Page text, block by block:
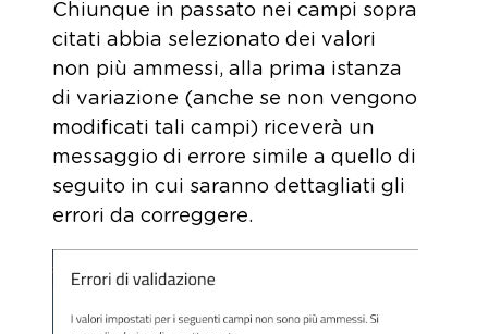
Chiunque in passato nei campi sopra
citati abbia selezionato dei valori
non più ammessi, alla prima istanza
di variazione (anche se non vengono
modificati tali campi) riceverà un
messaggio di errore simile a quello di
seguito in cui saranno dettagliati gli
errori da correggere.